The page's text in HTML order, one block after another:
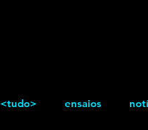
<tudo> ensaios